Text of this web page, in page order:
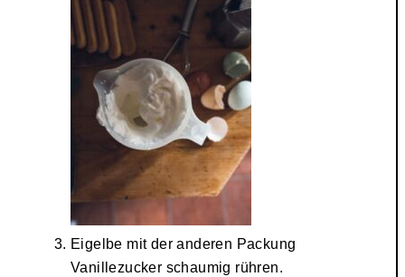
Eigelbe mit der anderen Packung
Vanillezucker schaumig rühren.